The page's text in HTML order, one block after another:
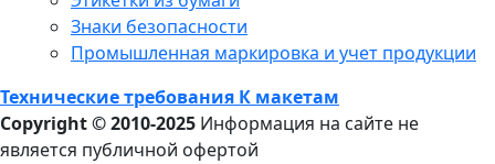
Знаки безопасности
Промышленная маркировка и учет продукции
Технические требования К макетам
Copyright © 2010-2025 Информация на сайте не
является публичной офертой